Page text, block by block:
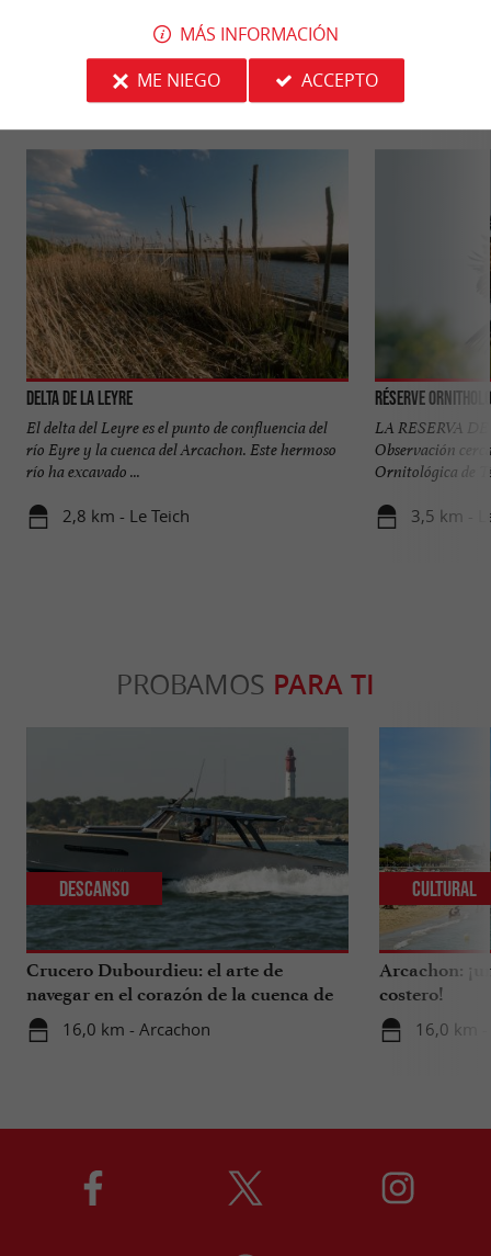
PARA DESCUBRIRALREDEDOR
Descubrir Información Alojamiento
Delta de la Leyre
El delta del Leyre es el punto de confluencia del
río Eyre y la cuenca del Arcachon. Este hermoso
río ha excavado ...
2,8 km - Le Teich
Réserve
LA RESERVA
Observación
Ornitológica de
3,5 km -
PROBAMOS PARA TI
Crucero Dubourdieu: el arte de
navegar en el corazón de la cuenca de
Arcachon.
16,0 km - Arcachon
Descanso
Arcachon:
costero!
16,0 km
Cultural
MÁS INFORMACIÓN
ME NIEGO
ACCEPTO